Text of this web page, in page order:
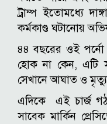
ট্রাম্প ইতোমধ্যে
কর্মকাণ্ড ঘটানোয়
৪৪ বছরের ওই
হোক না কেন, এটি
সেখানে আঘাত ও
এদিকে এই চার্জ
সাবেক মার্কিন